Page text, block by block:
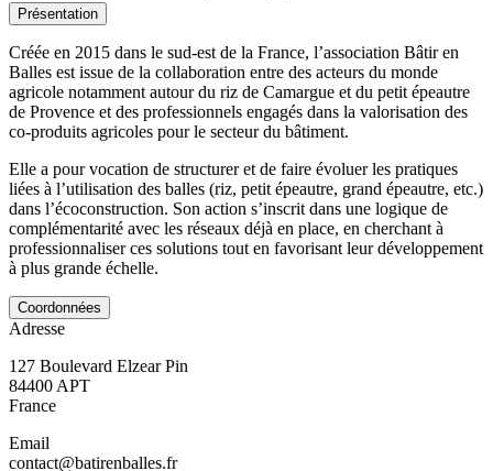
Présentation
Créée en 2015 dans le sud-est de la France, l’association Bâtir en
Balles est issue de la collaboration entre des acteurs du monde
agricole notamment autour du riz de Camargue et du petit épeautre
de Provence et des professionnels engagés dans la valorisation des
co-produits agricoles pour le secteur du bâtiment.
Elle a pour vocation de structurer et de faire évoluer les pratiques
liées à l’utilisation des balles (riz, petit épeautre, grand épeautre, etc.)
dans l’écoconstruction. Son action s’inscrit dans une logique de
complémentarité avec les réseaux déjà en place, en cherchant à
professionnaliser ces solutions tout en favorisant leur développement
à plus grande échelle.
Coordonnées
Adresse
127 Boulevard Elzear Pin
84400APT
France
Email
contact@batirenballes.fr